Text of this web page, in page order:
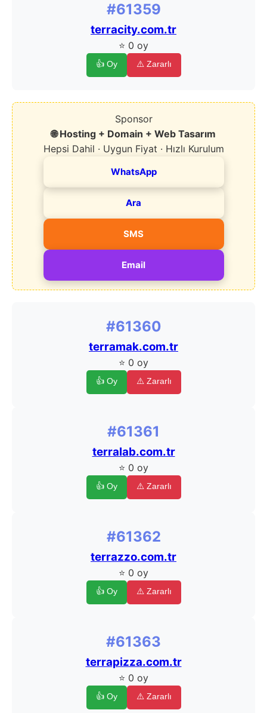
#61359
terracity.com.tr
⭐ 0 oy
👍 Oy ⚠️ Zararlı
Sponsor
🌐 Hosting + Domain + Web Tasarım
Hepsi Dahil · Uygun Fiyat · Hızlı Kurulum
WhatsApp
Ara
SMS
Email
#61360
terramak.com.tr
⭐ 0 oy
👍 Oy ⚠️ Zararlı
#61361
terralab.com.tr
⭐ 0 oy
👍 Oy ⚠️ Zararlı
#61362
terrazzo.com.tr
⭐ 0 oy
👍 Oy ⚠️ Zararlı
#61363
terrapizza.com.tr
⭐ 0 oy
👍 Oy ⚠️ Zararlı